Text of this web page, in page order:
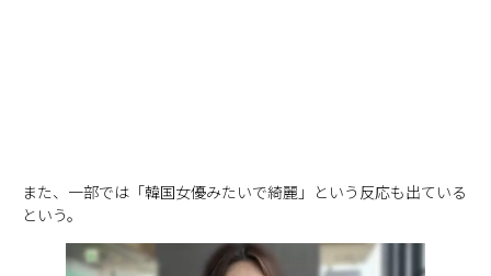
また、一部では「韓国女優みたいで綺麗」という反応も出ている
という。